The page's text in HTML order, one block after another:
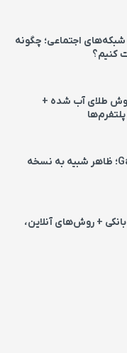
اجتماعی؛ چگونه
کنیم؟
طلای آب شده +
بررسی گوشی Galaxy Z Flip8؛ ظاهر شبیه به نسخه
+ روش‌های آنلاین،